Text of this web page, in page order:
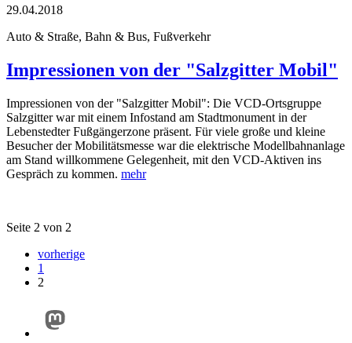
29.04.2018
Auto & Straße, Bahn & Bus, Fußverkehr
Impressionen von der "Salzgitter Mobil"
Impressionen von der "Salzgitter Mobil": Die VCD-Ortsgruppe
Salzgitter war mit einem Infostand am Stadtmonument in der
Lebenstedter Fußgängerzone präsent. Für viele große und kleine
Besucher der Mobilitätsmesse war die elektrische Modellbahnanlage
am Stand willkommene Gelegenheit, mit den VCD-Aktiven ins
Gespräch zu kommen. mehr
Seite 2 von 2
vorherige
1
2